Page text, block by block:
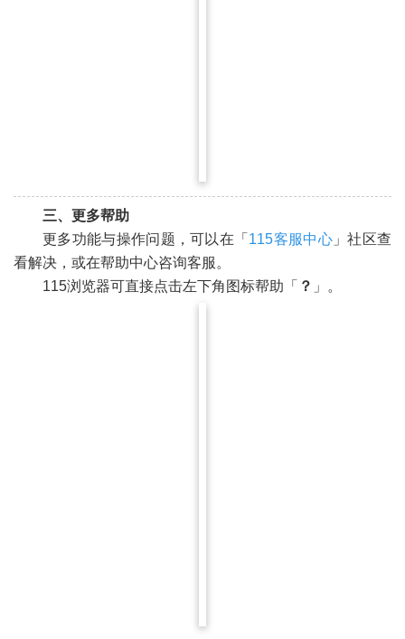
三、更多帮助
更多功能与操作问题，可以在「 115客服中心 」社区查
看解决，或在帮助中心咨询客服。
115浏览器可直接点击左下角图标帮助「 ？ 」。